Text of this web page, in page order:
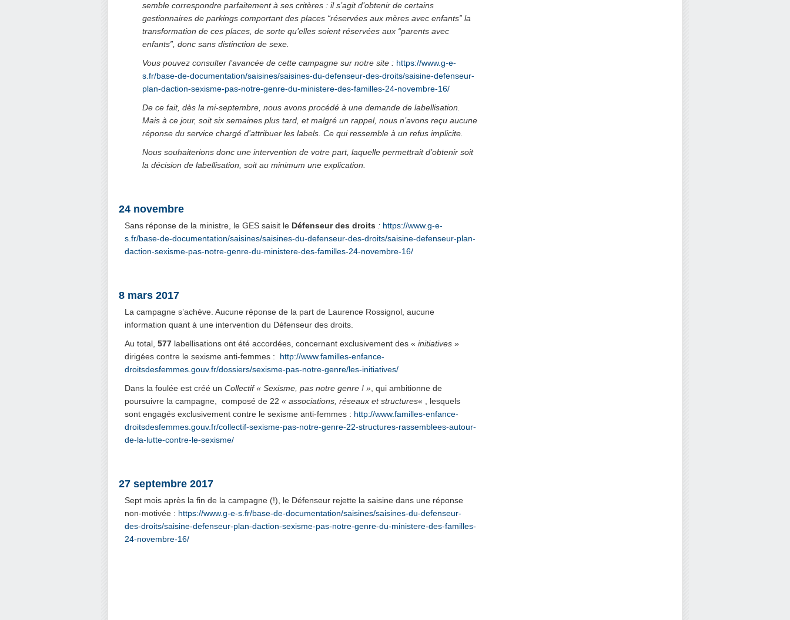
semble correspondre parfaitement à ses critères : il s’agit d’obtenir de certains
gestionnaires de parkings comportant des places “réservées aux mères avec enfants” la
transformation de ces places, de sorte qu’elles soient réservées aux “parents avec
enfants”, donc sans distinction de sexe.
Vous pouvez consulter l’avancée de cette campagne sur notre site : https://www.g-e-
s.fr/base-de-documentation/saisines/saisines-du-defenseur-des-droits/saisine-defenseur-
plan-daction-sexisme-pas-notre-genre-du-ministere-des-familles-24-novembre-16/
De ce fait, dès la mi-septembre, nous avons procédé à une demande de labellisation.
Mais à ce jour, soit six semaines plus tard, et malgré un rappel, nous n’avons reçu aucune
réponse du service chargé d’attribuer les labels. Ce qui ressemble à un refus implicite.
Nous souhaiterions donc une intervention de votre part, laquelle permettrait d’obtenir soit
la décision de labellisation, soit au minimum une explication.
24 novembre
Sans réponse de la ministre, le GES saisit le Défenseur des droits : https://www.g-e-
s.fr/base-de-documentation/saisines/saisines-du-defenseur-des-droits/saisine-defenseur-plan-
daction-sexisme-pas-notre-genre-du-ministere-des-familles-24-novembre-16/
8 mars 2017
La campagne s’achève. Aucune réponse de la part de Laurence Rossignol, aucune
information quant à une intervention du Défenseur des droits.
Au total, 577 labellisations ont été accordées, concernant exclusivement des « initiatives »
dirigées contre le sexisme anti-femmes : http://www.familles-enfance-
droitsdesfemmes.gouv.fr/dossiers/sexisme-pas-notre-genre/les-initiatives/
Dans la foulée est créé un Collectif « Sexisme, pas notre genre ! » , qui ambitionne de
poursuivre la campagne, composé de 22 « associations, réseaux et structures« , lesquels
sont engagés exclusivement contre le sexisme anti-femmes : http://www.familles-enfance-
droitsdesfemmes.gouv.fr/collectif-sexisme-pas-notre-genre-22-structures-rassemblees-autour-
de-la-lutte-contre-le-sexisme/
27 septembre 2017
Sept mois après la fin de la campagne (!), le Défenseur rejette la saisine dans une réponse
non-motivée : https://www.g-e-s.fr/base-de-documentation/saisines/saisines-du-defenseur-
des-droits/saisine-defenseur-plan-daction-sexisme-pas-notre-genre-du-ministere-des-familles-
24-novembre-16/